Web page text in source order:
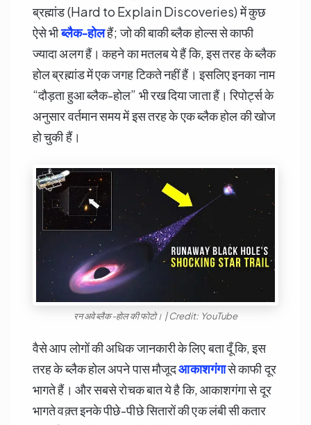
ब्रह्मांड (Hard to Explain Discoveries) में कुछ
ऐसे भीब्लैक-होलहैं; जो की बाकी ब्लैक होल्स से काफी
ज्यादा अलग हैं। कहने का मतलब ये हैं कि, इस तरह के ब्लैक
होल ब्रह्मांड में एक जगह टिकते नहीं हैं। इसलिए इनका नाम
“दौड़ता हुआ ब्लैक-होल” भी रख दिया जाता हैं। रिपोर्ट्स के
अनुसार वर्तमान समय में इस तरह के एक ब्लैक होल की खोज
हो चुकी हैं।
रन अवे ब्लैक-होल की फोटो। | Credit: YouTube
वैसे आप लोगों की अधिक जानकारी के लिए बता दूँ कि, इस
तरह के ब्लैक होल अपने पास मौजूदआकाशगंगासे काफी दूर
भागते हैं। और सबसे रोचक बात ये है कि, आकाशगंगा से दूर
भागते वक़्त इनके पीछे-पीछे सितारों की एक लंबी सी कतार